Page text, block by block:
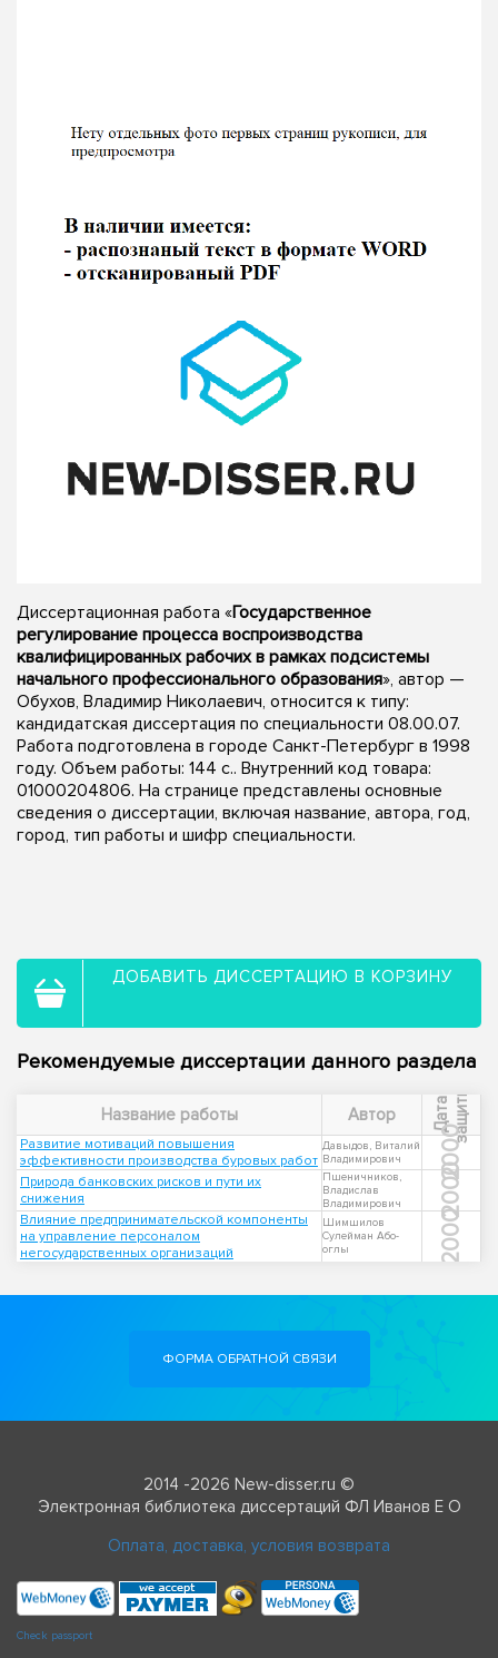
Диссертационная работа «Государственное
регулирование процесса воспроизводства
квалифицированных рабочих в рамках подсистемы
начального профессионального образования», автор —
Обухов, Владимир Николаевич, относится к типу:
кандидатская диссертация по специальности 08.00.07.
Работа подготовлена в городе Санкт-Петербург в 1998
году. Объем работы: 144 с.. Внутренний код товара:
01000204806. На странице представлены основные
сведения о диссертации, включая название, автора, год,
город, тип работы и шифр специальности.
ДОБАВИТЬ ДИССЕРТАЦИЮ В КОРЗИНУ
Рекомендуемые диссертации данного раздела
Название работы Автор Д
а
т
а
з
а
щ
и
ты
Развитие мотиваций повышения
эффективности производства буровых работ
Давыдов, Виталий
Владимирович
2000
Природа банковских рисков и пути их
снижения
Пшеничников,
Владислав
Владимирович
2000
Влияние предпринимательской компоненты
на управление персоналом
негосударственных организаций
Шимшилов
Сулейман Або-
оглы
2000
ФОРМА ОБРАТНОЙ СВЯЗИ
2014 -2026 New-disser.ru ©
Электронная библиотека диссертаций ФЛ Иванов Е О
Оплата, доставка, условия возврата
Check passport